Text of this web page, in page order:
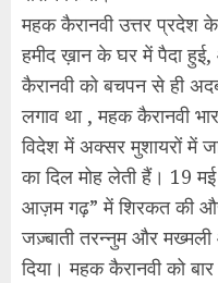
महक कैरानवी उत्तर प्रदेश
हमीद ख़ान के घर में पैदा
कैरानवी को बचपन से ही
लगाव था , महक कैरानवी
विदेश में अक्सर मुशायरों में
का दिल मोह लेती हैं। 19
आज़म गढ़” में शिरकत की
जज़्बाती तरन्नुम और
दिया। महक कैरानवी को